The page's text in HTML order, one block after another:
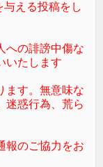
える投稿をし
への誹謗中傷な
いたします
ます。無意味な
迷惑行為、荒ら
報のご協力をお